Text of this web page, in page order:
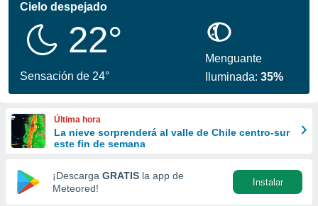
se
calidad.
a este
las
y
forma
digital
basada
Cielo despejado
22°
Sensación de 24°
Menguante
Iluminada:35%
Última hora
La nieve sorprenderá al valle de Chile centro-sur
este fin de semana
¡Descarga GRATIS la app de
Meteored!
Instalar